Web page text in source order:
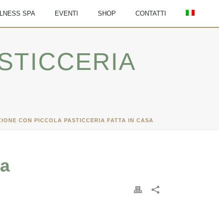
SPA EVENTI SHOP CONTATTI
CON PICCOLA PASTICCERIA FATTA IN CASA